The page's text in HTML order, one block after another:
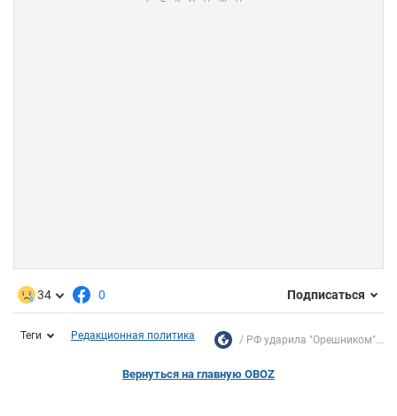
34 0 Подписаться
Теги Редакционная политика РФ ударила "Орешником"...
Вернуться на главную OBOZ